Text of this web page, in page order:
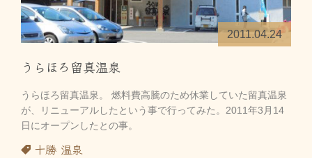
2011.04.24
うらほろ留真温泉
うらほろ留真温泉。 燃料費高騰のため休業していた留真温泉
が、リニューアルしたという事で行ってみた。2011年3月14
日にオープンしたとの事。
十勝 温泉